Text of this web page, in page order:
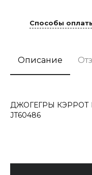
Способы
Описание
ДЖОГЕГРЫ КЭРРОТ
JT60486